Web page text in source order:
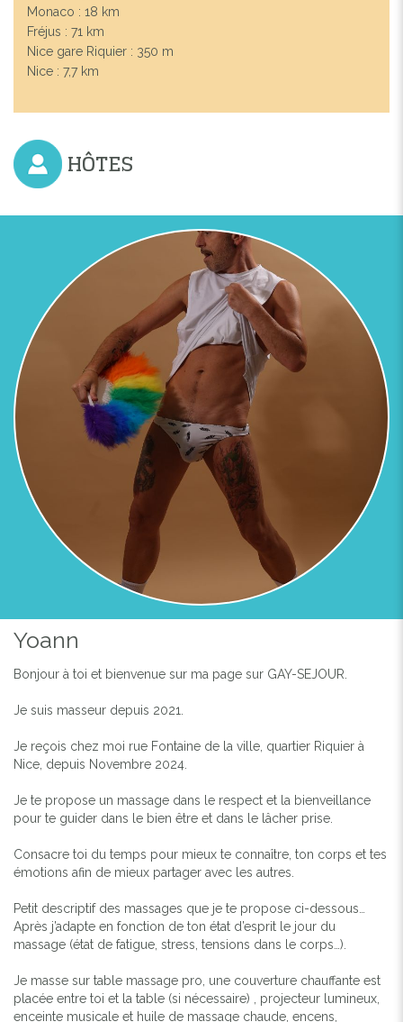
Monaco : 18 km
Fréjus : 71 km
Nice gare Riquier : 350 m
Nice : 7,7 km
HÔTES
Yoann
Bonjour à toi et bienvenue sur ma page sur GAY-SEJOUR.
Je suis masseur depuis 2021.
Je reçois chez moi rue Fontaine de la ville, quartier Riquier à
Nice, depuis Novembre 2024.
Je te propose un massage dans le respect et la bienveillance
pour te guider dans le bien être et dans le lâcher prise.
Consacre toi du temps pour mieux te connaître, ton corps et tes
émotions afin de mieux partager avec les autres.
Petit descriptif des massages que je te propose ci-dessous…
Après j’adapte en fonction de ton état d’esprit le jour du
massage (état de fatigue, stress, tensions dans le corps…).
Je masse sur table massage pro, une couverture chauffante est
placée entre toi et la table (si nécessaire) , projecteur lumineux,
enceinte musicale et huile de massage chaude, encens,